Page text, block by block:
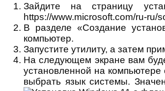
Зайдите на страницу
https://www.microsoft.com/ru-ru/
В разделе «Создание
компьютер.
Запустите утилиту, а затем
На следующем экране вам
установленной на
выбрать язык системы.